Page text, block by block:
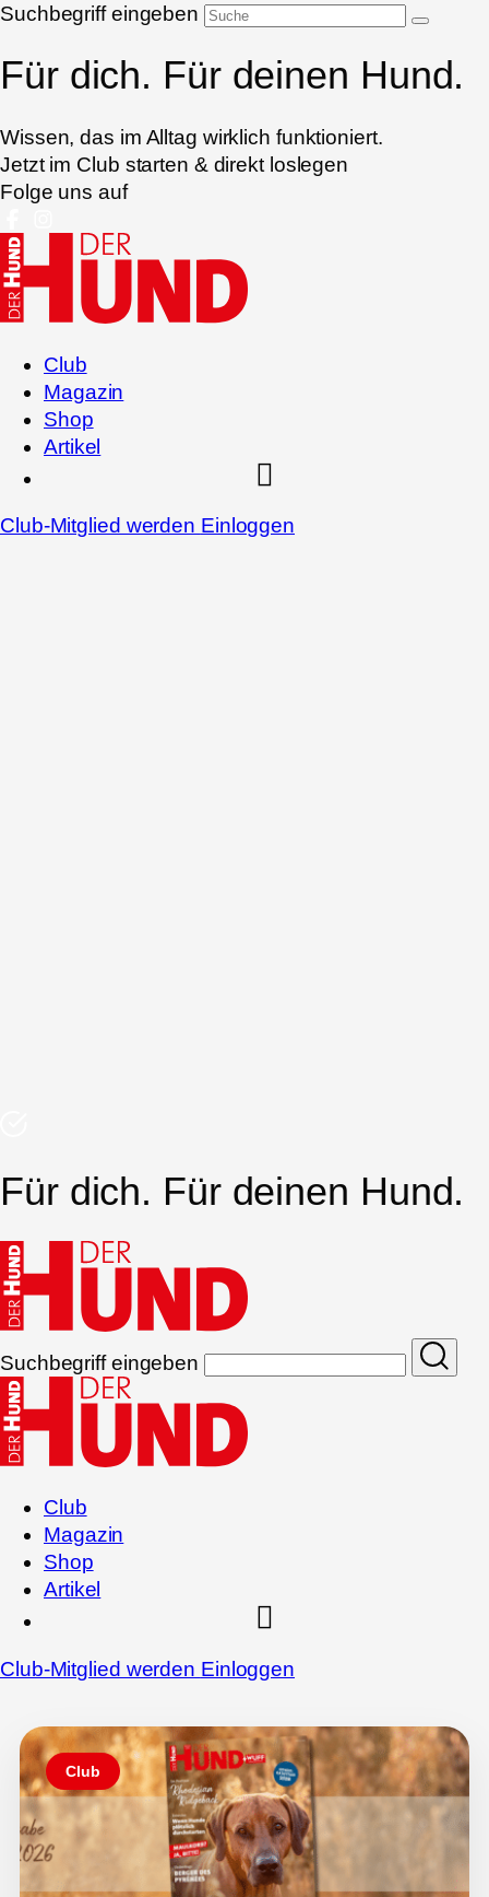
Suchbegriff eingeben
Für dich. Für deinen Hund.
Wissen, das im Alltag wirklich funktioniert.
Jetzt im Club starten & direkt loslegen
Folge uns auf
Club
Magazin
Shop
Artikel
Club-Mitglied werden Einloggen
Für dich. Für deinen Hund.
Suchbegriff eingeben
Club
Magazin
Shop
Artikel
Club-Mitglied werden Einloggen
Club